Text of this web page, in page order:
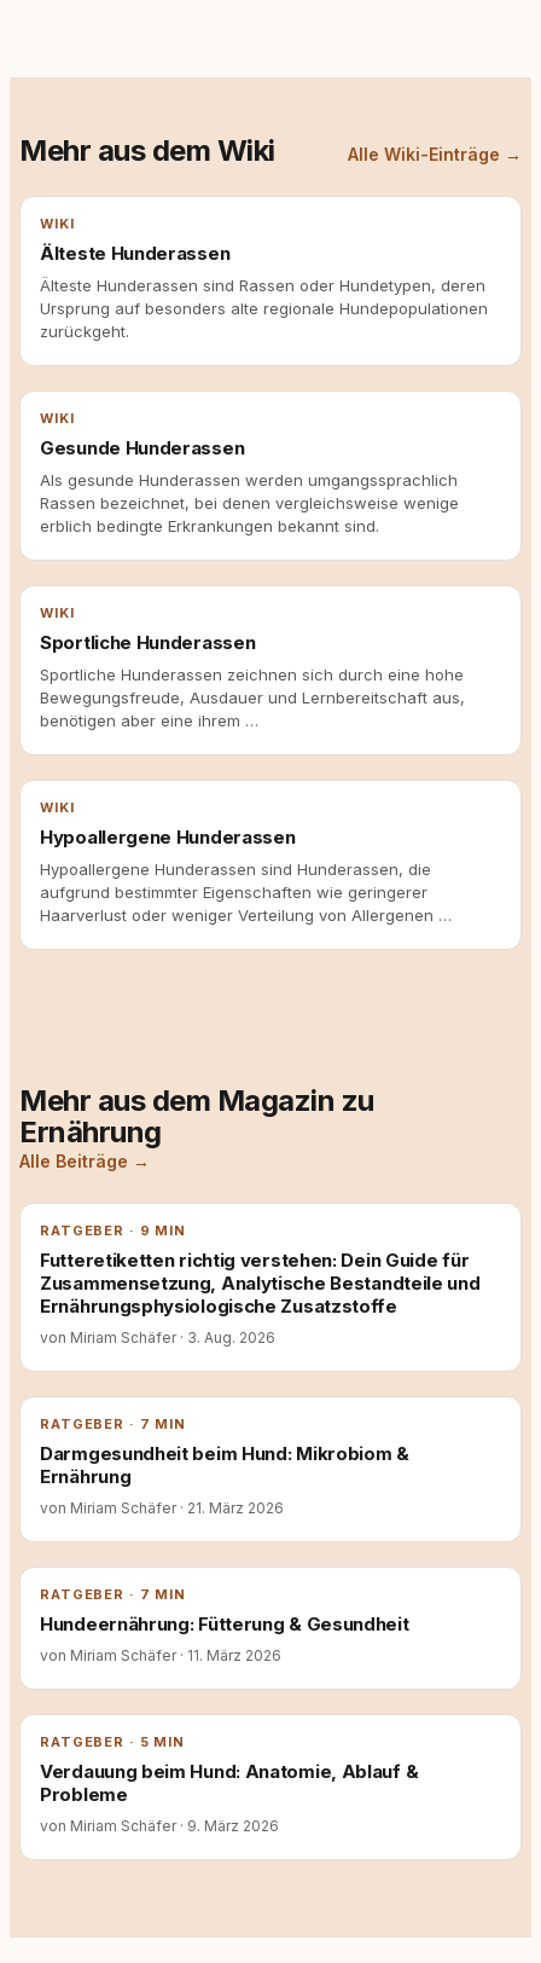
Mehr aus dem Wiki Alle Wiki-Einträge →
WIKI
Älteste Hunderassen
Älteste Hunderassen sind Rassen oder Hundetypen, deren
Ursprung auf besonders alte regionale Hundepopulationen
zurückgeht.
WIKI
Gesunde Hunderassen
Als gesunde Hunderassen werden umgangssprachlich
Rassen bezeichnet, bei denen vergleichsweise wenige
erblich bedingte Erkrankungen bekannt sind.
WIKI
Sportliche Hunderassen
Sportliche Hunderassen zeichnen sich durch eine hohe
Bewegungsfreude, Ausdauer und Lernbereitschaft aus,
benötigen aber eine ihrem …
WIKI
Hypoallergene Hunderassen
Hypoallergene Hunderassen sind Hunderassen, die
aufgrund bestimmter Eigenschaften wie geringerer
Haarverlust oder weniger Verteilung von Allergenen …
Mehr aus dem Magazin zu
Ernährung
Alle Beiträge →
RATGEBER · 9 MIN
Futteretiketten richtig verstehen: Dein Guide für
Zusammensetzung, Analytische Bestandteile und
Ernährungsphysiologische Zusatzstoffe
von Miriam Schäfer · 3. Aug. 2026
RATGEBER · 7 MIN
Darmgesundheit beim Hund: Mikrobiom &
Ernährung
von Miriam Schäfer · 21. März 2026
RATGEBER · 7 MIN
Hundeernährung: Fütterung & Gesundheit
von Miriam Schäfer · 11. März 2026
RATGEBER · 5 MIN
Verdauung beim Hund: Anatomie, Ablauf &
Probleme
von Miriam Schäfer · 9. März 2026